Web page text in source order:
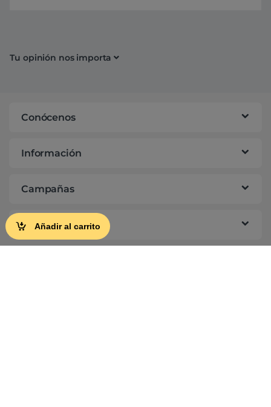
Añadir al carrito
Tu opinión nos importa
Conócenos
Información
Campañas
Ayuda